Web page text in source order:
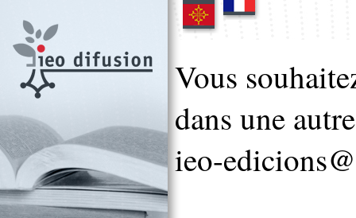
Vous
dans une
ieo-